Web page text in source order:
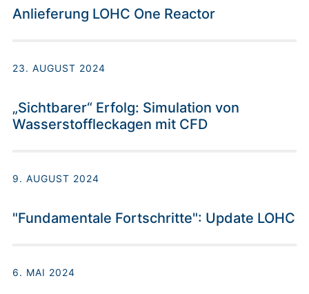
Anlieferung LOHC One Reactor
23. AUGUST 2024
„Sichtbarer“ Erfolg: Simulation von
Wasserstoffleckagen mit CFD
9. AUGUST 2024
"Fundamentale Fortschritte": Update LOHC
6. MAI 2024